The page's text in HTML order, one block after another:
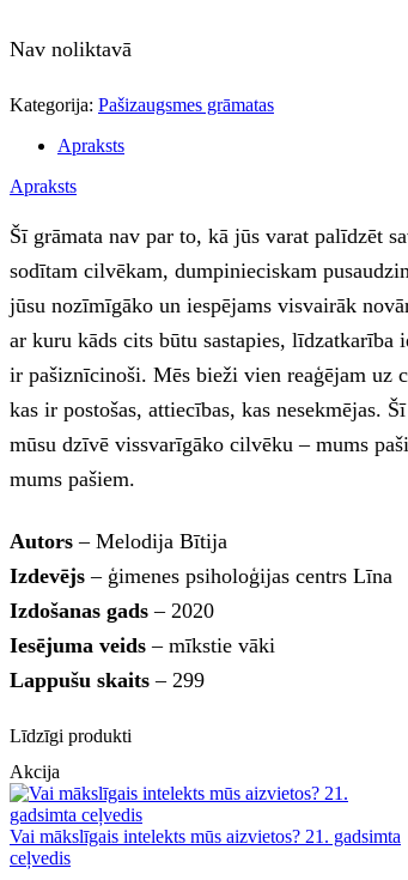
Nav noliktavā
Kategorija: Pašizaugsmes grāmatas
Apraksts
Apraksts
Šī grāmata nav par to, kā jūs varat palīdzēt
sodītam cilvēkam, dumpinieciskam
jūsu nozīmīgāko un iespējams visvairāk
ar kuru kāds cits būtu sastapies, līdzatkarība
ir pašiznīcinoši. Mēs bieži vien reaģējam uz
kas ir postošas, attiecības, kas nesekmējas.
mūsu dzīvē vissvarīgāko cilvēku – mums
mums pašiem.
Autors – Melodija Bītija
Izdevējs – ģimenes psiholoģijas centrs Līna
Izdošanas gads – 2020
Iesējuma veids – mīkstie vāki
Lappušu skaits – 299
Līdzīgi produkti
Akcija
Vai mākslīgais intelekts mūs aizvietos? 21. gadsimta
ceļvedis